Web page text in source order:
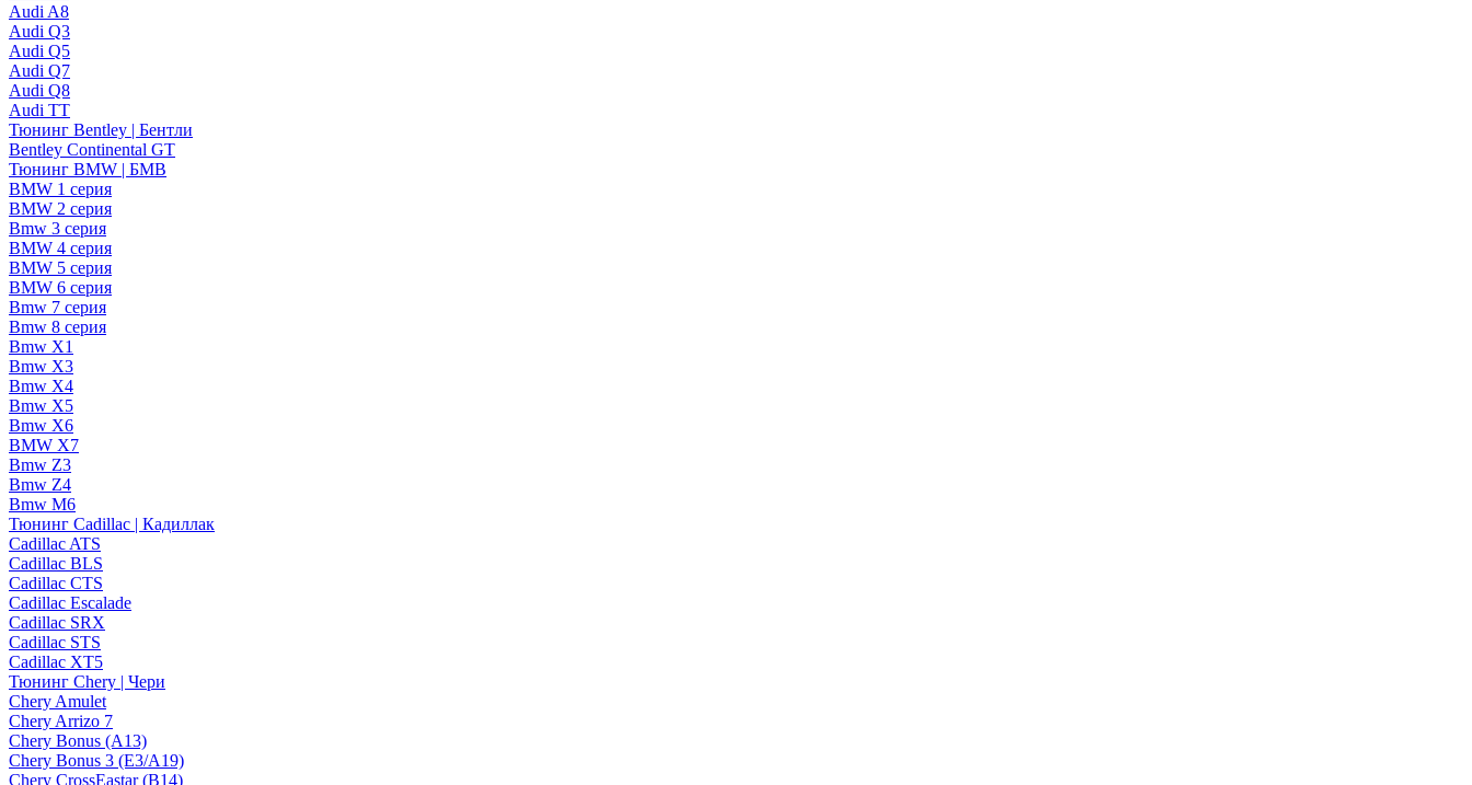
Audi A8
Audi Q3
Audi Q5
Audi Q7
Audi Q8
Audi TT
Тюнинг Bentley | Бентли
Bentley Continental GT
Тюнинг BMW | БМВ
BMW 1 серия
BMW 2 серия
Bmw 3 серия
BMW 4 серия
BMW 5 серия
BMW 6 серия
Bmw 7 серия
Bmw 8 серия
Bmw X1
Bmw X3
Bmw X4
Bmw X5
Bmw X6
BMW X7
Bmw Z3
Bmw Z4
Bmw М6
Тюнинг Cadillac | Кадиллак
Cadillac ATS
Cadillac BLS
Cadillac CTS
Cadillac Escalade
Cadillac SRX
Cadillac STS
Cadillac XT5
Тюнинг Chery | Чери
Chery Amulet
Chery Arrizo 7
Chery Bonus (A13)
Chery Bonus 3 (E3/A19)
Chery CrossEastar (B14)